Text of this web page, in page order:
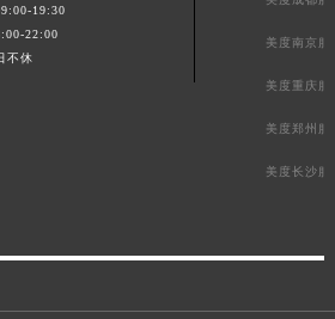
19:30
22:00
不休
美度南京服
美度重庆服
美度郑州服
美度长沙服